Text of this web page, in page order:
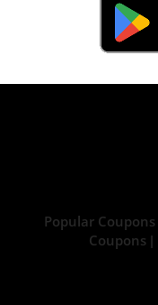
Popular Coupons
Coupons |